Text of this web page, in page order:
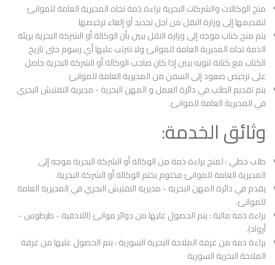
منح الوكالات والشركات البحرية براءة ذمة تجاه المديرية العامة للموانئ
لتقديمها إلى وزارة النقل من اجل تجديد أو إلغاء ترخيصها
يتم منح كتاب موجه إلى وزارة النقل يبين بأن الوكالة أو الشركة البحرية بريئة
الذمة تجاه المديرية العامة للموانئ ولا تترتب عليها أي رسوم حتى تاريخ
الكتاب مع كتابة تنويه يبين إذا كان صاحب الوكالة أو الشركة البحرية حاصل
على ترخيص صعود إلى السفن من المديرية العامة للموانئ
يتم تقديم الطلب في دائرة العمل و المهن البحرية - مديرية التفتيش البحري
في المديرية العامة للموانئ.
وثائق الخدمة:
طلب خطي : لمنح براءة ذمة من الوكالة أو الشركة البحرية موجه إلى
المديرية العامة للموانئ مختوم بختم الوكالة أو الشركة البحرية.
يقدم في دائرة المهن البحرية - مديرية التفتيش البحري في المديرية العامة
للموانئ.
براءة ذمة مالية : يتم الحصول عليها من دوائر موانئ (اللاذقية - طرطوس -
أرواد).
براءة ذمة من غرفة الملاحة البحرية السورية : يتم الحصول عليها من غرفة
الملاحة البحرية السورية